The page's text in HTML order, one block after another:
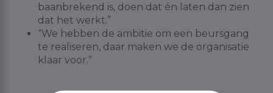
baanbrekend is, doen dat én laten dan zien
dat het werkt.”
“We hebben de ambitie om een beursgang
te realiseren, daar maken we de organisatie
klaar voor.”